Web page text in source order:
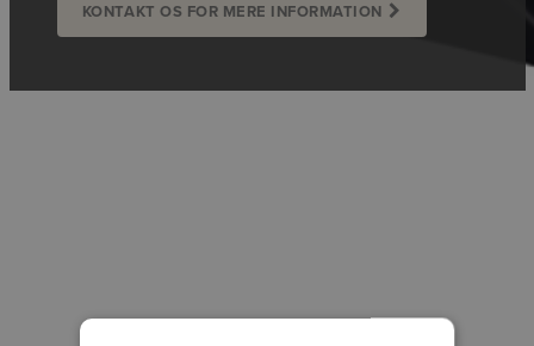
KONTAKT OS FOR MERE INFORMATION